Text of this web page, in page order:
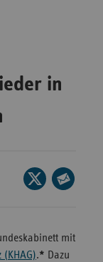
in
Seite
auf
E-
mit
.* Dazu